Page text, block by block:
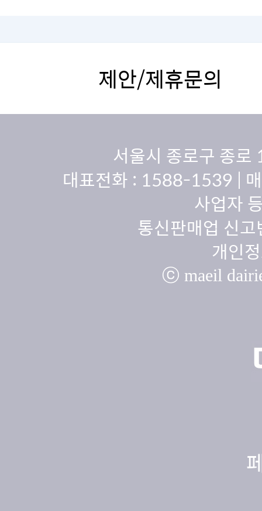
제안/제휴문의
서울시 종로구 종
대표전화 : 1588-1539 |
사업자
통신판매업 신
개인
ⓒ maeil